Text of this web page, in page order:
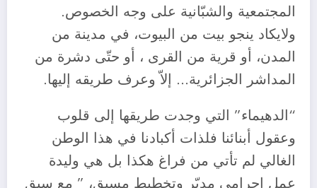
المجتمعية والشبّانية على وجه الخصوص.
ولايكاد ينجو بيت من البيوت، في مدينة من
المدن، أو قرية من القرى ، أو حتّى دشرة من
المداشر الجزائرية… إلاّ وعرف طريقه إليها.
“الدهيماء” التي وجدت طريقها إلى قلوب
وعقول أبنائنا فلذات أكبادنا في هذا الوطن
الغالي لم تأتي من فراغ هكذا بل هي وليدة
عمل إجرامي مدبّر وتخطيط مسبق، ” مع سبق